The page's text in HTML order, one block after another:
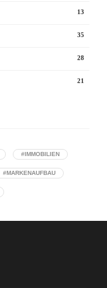
13
35
28
21
#IMMOBILIEN
#MARKENAUFBAU